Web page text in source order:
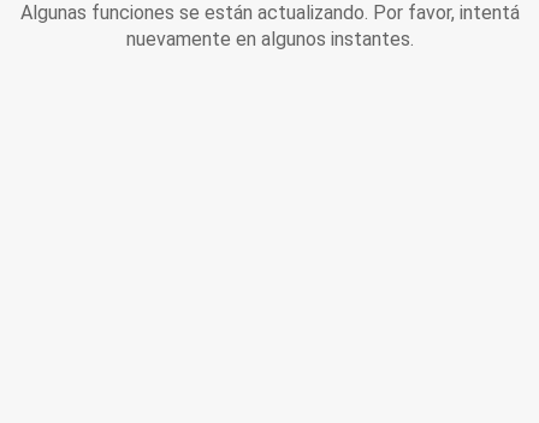
Algunas funciones se están actualizando. Por favor, intentá
nuevamente en algunos instantes.